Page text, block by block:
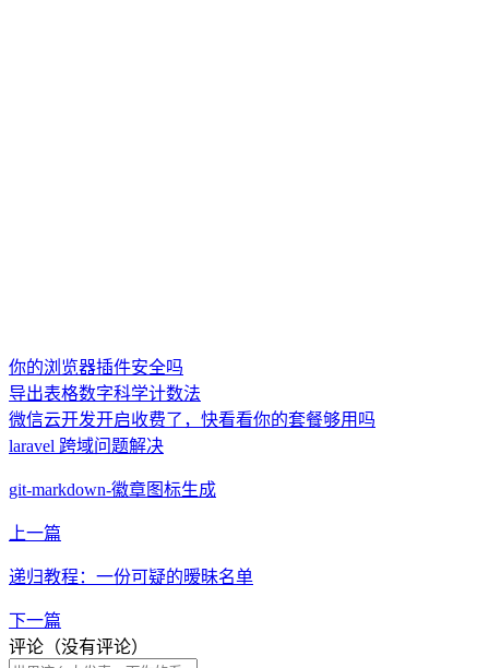
你的浏览器插件安全吗
导出表格数字科学计数法
微信云开发开启收费了，快看看你的套餐够用吗
laravel 跨域问题解决
git-markdown-徽章图标生成
上一篇
递归教程：一份可疑的暧昧名单
下一篇
评论（没有评论）